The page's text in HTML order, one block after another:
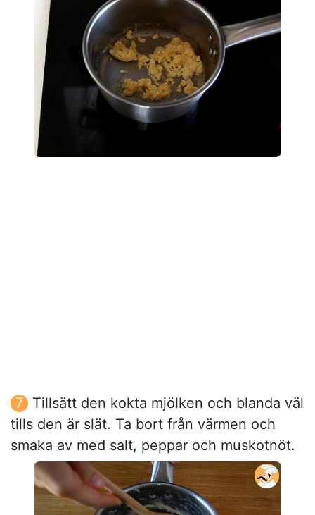
Tillsätt den kokta mjölken och blanda väl
tills den är slät. Ta bort från värmen och
smaka av med salt, peppar och muskotnöt.